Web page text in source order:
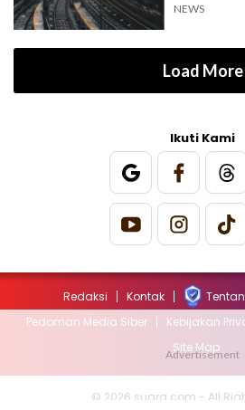
NEWS
Load More
Ikuti Kami
Redaksi Kontak
Pedoman Media Siber
Kebijakan
Site Map
© 2026 suara.com - All